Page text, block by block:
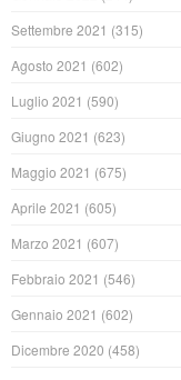
Settembre 2021 (315)
Agosto 2021 (602)
Luglio 2021 (590)
Giugno 2021 (623)
Maggio 2021 (675)
Aprile 2021 (605)
Marzo 2021 (607)
Febbraio 2021 (546)
Gennaio 2021 (602)
Dicembre 2020 (458)